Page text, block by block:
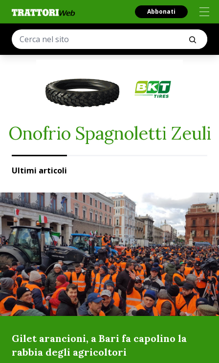
Abbonati
Onofrio Spagnoletti Zeuli
Ultimi articoli
Gilet arancioni, a Bari fa capolino la
rabbia degli agricoltori